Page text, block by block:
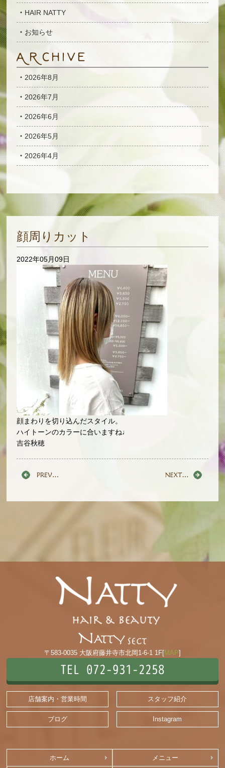
HAIR NATTY
お知らせ
2026年8月
2026年7月
2026年6月
2026年5月
2026年4月
顔周りカット
2022年05月09日
顔まわりを切り込んだスタイル。
ハイトーンのカラーに合いますね♩
吉谷秋穂
〒583-0035 大阪府藤井寺市北岡1-6-1 1F[MAP]
TEL 072-931-2258
店舗案内・営業時間 スタッフ紹介
ブログ Instagram
ホーム メニュー